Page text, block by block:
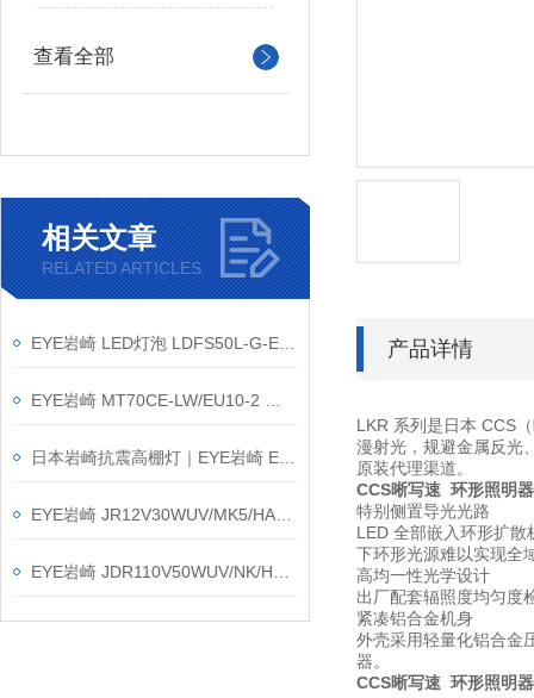
查看全部
相关文章
RELATED ARTICLES
产品详情
LKR 系列是日本 CCS
漫射光，规避金属反光
原装代理渠道。
CCS晰写速 环形照明
特别侧置导光光路
LED 全部嵌入环形扩
下环形光源难以实现全
高均一性光学设计
出厂配套辐照度均匀度
紧凑铝合金机身
外壳采用轻量化铝合金
器。
CCS晰写速 环形照明